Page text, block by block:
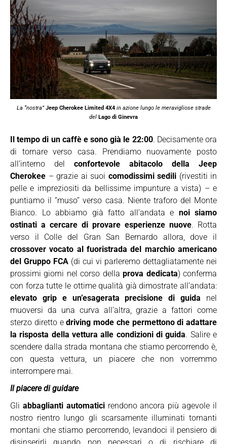
La “nostra”Jeep Cherokee Limited 4X4in azione lungo le meravigliose strade
del Lago di Ginevra
Il tempo di un caffè e sono già le 22:00. Decisamente ora
di tornare verso casa. Prendiamo nuovamente posto
all’interno del confortevole abitacolo della Jeep
Cherokee – grazie ai suoi comodissimi sedili (rivestiti in
pelle e impreziositi da bellissime impunture a vista) – e
puntiamo il “muso” verso casa. Niente traforo del Monte
Bianco. Lo abbiamo già fatto all’andata e noi siamo
ostinati a cercare di provare esperienze nuove. Rotta
verso il Colle del Gran San Bernardo allora, dove il
crossover vocato al fuoristrada del marchio americano
del Gruppo FCA (di cui vi parleremo dettagliatamente nei
prossimi giorni nel corso dellaprova dedicata) conferma
con forza tutte le ottime qualità già dimostrate all’andata:
elevato grip e un’esagerata precisione di guida nel
muoversi da una curva all’altra, grazie a fattori come
sterzo diretto edriving mode che permettono di adattare
la risposta della vettura alle condizioni di guida. Salire e
scendere dalla strada montana che stiamo percorrendo è,
con questa vettura, un piacere che non vorremmo
interrompere mai.
Il piacere di guidare
Gli abbaglianti automaticirendono ancora più agevole il
nostro rientro lungo gli scarsamente illuminati tornanti
montani che stiamo percorrendo, levandoci il pensiero di
disinserirli quando non necessari o di rischiare di